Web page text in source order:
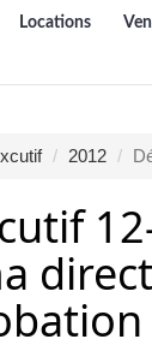
Locations
2012